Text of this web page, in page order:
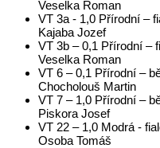
Veselka Roman
VT 3a - 1,0 Přírodní –
Kajaba Jozef
VT 3b – 0,1 Přírodní –
Veselka Roman
VT 6 – 0,1 Přírodní –
Chocholouš Martin
VT 7 – 1,0 Přírodní –
Piskora Josef
VT 22 – 1,0 Modrá -
Osoba Tomáš